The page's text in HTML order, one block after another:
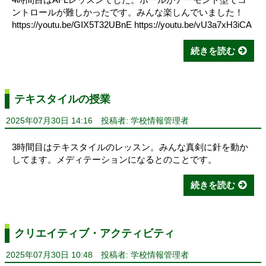
ントロールが難しかったです。みんな楽しんでいました！
https://youtu.be/GIX5T32UBnE https://youtu.be/vU3a7xH3iCA
続きを読む
テキスタイルの授業
2025年07月30日 14:16 投稿者: 学校情報管理者
3時間目はテキスタイルのレッスン。みんな真剣に針を動か
してます。メディテーションになるとのことです。
続きを読む
クリエイティブ・アクティビティ
2025年07月30日 10:48 投稿者: 学校情報管理者